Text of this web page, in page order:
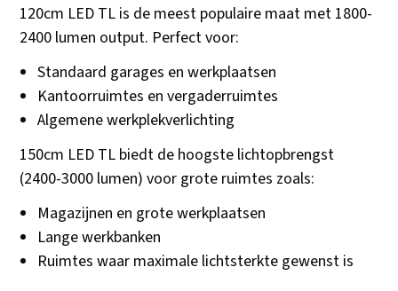
120cm LED TL is de meest populaire maat met 1800-
2400 lumen output. Perfect voor:
Standaard garages en werkplaatsen
Kantoorruimtes en vergaderruimtes
Algemene werkplekverlichting
150cm LED TL biedt de hoogste lichtopbrengst
(2400-3000 lumen) voor grote ruimtes zoals:
Magazijnen en grote werkplaatsen
Lange werkbanken
Ruimtes waar maximale lichtsterkte gewenst is